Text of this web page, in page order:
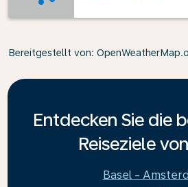
Bereitgestellt von:
Entdecken Sie die
Reiseziele
Basel -